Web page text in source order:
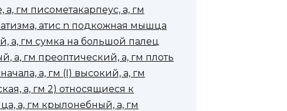
гм писометакарпеус, а, гм
атис n подкожная мышца
а, гм сумка на большой палец
а, гм преоптический, а, гм плоть
а, гм (I) высокий, а, гм
а, гм 2) относящиеся к
а, гм крылонебный, а, гм